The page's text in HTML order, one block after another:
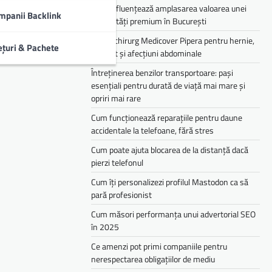
Backlink
& Pachete
Cum influențează amplasarea valoarea unei
proprietăți premium în București
Medic chirurg Medicover Pipera pentru hernie,
colecist și afecțiuni abdominale
Întreținerea benzilor transportoare: pași
esențiali pentru durată de viață mai mare și
opriri mai rare
Cum funcționează reparațiile pentru daune
accidentale la telefoane, fără stres
Cum poate ajuta blocarea de la distanță dacă
pierzi telefonul
Cum îți personalizezi profilul Mastodon ca să
pară profesionist
Cum măsori performanța unui advertorial SEO
în 2025
Ce amenzi pot primi companiile pentru
nerespectarea obligațiilor de mediu­­